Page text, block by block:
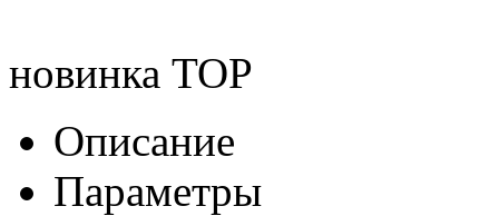
новинка TOP
Описание
Параметры